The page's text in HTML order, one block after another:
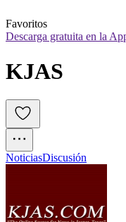
Favoritos
Descarga gratuita en la
KJAS
NoticiasDiscusión